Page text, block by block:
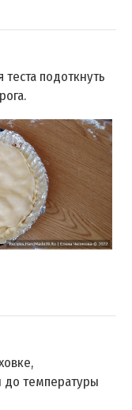
подоткнуть
до температуры